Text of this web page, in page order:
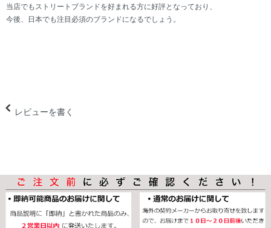
当店でもストリートブランドを好まれる方に好評となっており、
今後、日本でも注目必須のブランドになるでしょう。
レビューを書く